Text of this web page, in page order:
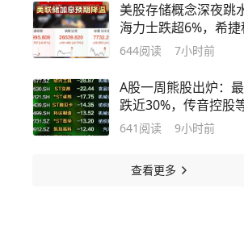
美股存储概念深夜跳
海力士跌超6%，希捷
挫10%
644阅读 7小时前
A股一周熊股出炉：
跌近30%，传音控股
10%
641 阅读 9小时前
查看更多